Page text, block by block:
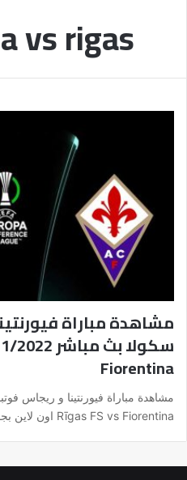
vs rigas
مشاهدة مباراة
Fiorentina
Rīgas FS vs Fiorentina اون لاين بجودة عالية بدون تقطيع…